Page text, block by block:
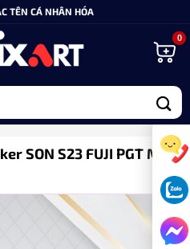
TÊN CÁ NHÂN HÓA
SON S23 FUJI PGT M –